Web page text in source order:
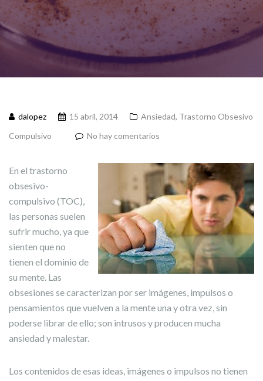
dalopez 15 abril, 2014 Ansiedad, Trastorno Obsesivo
Compulsivo
No hay comentarios
En el trastorno
obsesivo-
compulsivo (TOC),
las personas suelen
sufrir mucho, ya que
sienten que no
tienen el dominio de
su mente. Las
obsesiones se caracterizan por ser imágenes, impulsos o
pensamientos que vuelven a la mente una y otra vez, sin
poderse librar de ello; son intrusos y producen mucha
ansiedad y malestar.
Los contenidos de esas ideas, imágenes o impulsos no tienen